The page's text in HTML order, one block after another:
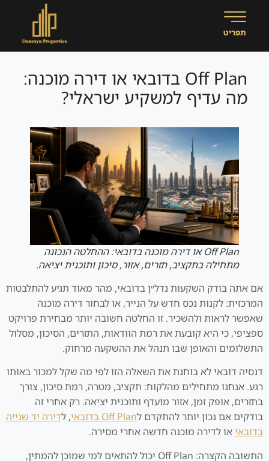
Off Plan בדובאי או דירה מוכנה:
מה עדיף למשקיע ישראלי?
Off Plan או דירה מוכנה בדובאי: ההחלטה הנכונה
מתחילה בתקציב, תזרים, אזור, סיכון ותוכנית יציאה.
אם אתה בודק השקעות נדל״ן בדובאי, מהר מאוד תגיע להתלבטות
המרכזית: לקנות נכס חדש על הנייר, או לבחור דירה מוכנה
שאפשר לראות ולהשכיר. זו החלטה חשובה יותר מבחירת פרויקט
ספציפי, כי היא קובעת את רמת הוודאות, התזרים, הסיכון, מסלול
התשלומים והאופן שבו תנהל את ההשקעה מרחוק.
דנסיה דובאי לא בוחנת את השאלה הזו לפי מה שקל למכור באותו
רגע. אנחנו מתחילים מהלקוח: תקציב, מטרה, רמת סיכון, צורך
בתזרים, אופק זמן, אזור מועדף ותוכנית יציאה. רק אחרי זה
בודקים אם נכון יותר להתקדם לOff Plan בדובאי , לדירה יד שנייה
בדובאיאו לדירה מוכנה חדשה אחרי מסירה.
התשובה הקצרה: Off Plan יכול להתאים למי שמוכן להמתין,